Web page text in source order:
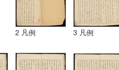
2 凡例 3 凡例